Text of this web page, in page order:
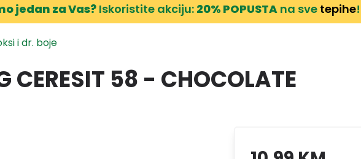
jedan za Vas? Iskoristite akciju: 20% POPUSTA na sve tepihe!
i dr. boje
CERESIT 58 - CHOCOLATE